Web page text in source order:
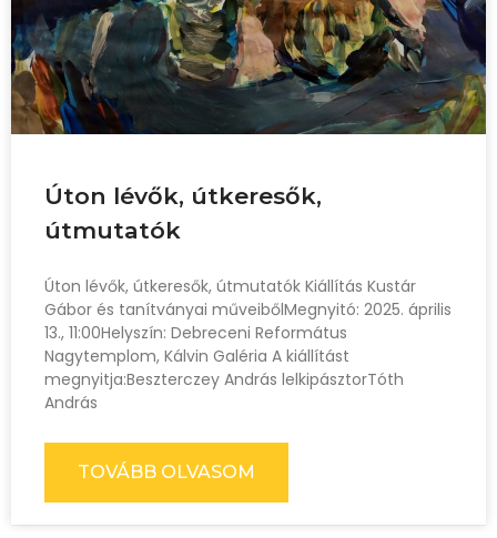
Úton lévők, útkeresők,
útmutatók
Úton lévők, útkeresők, útmutatók Kiállítás Kustár
Gábor és tanítványai műveibőlMegnyitó: 2025. április
13., 11:00Helyszín: Debreceni Református
Nagytemplom, Kálvin Galéria A kiállítást
megnyitja:Beszterczey András lelkipásztorTóth
András
TOVÁBB OLVASOM